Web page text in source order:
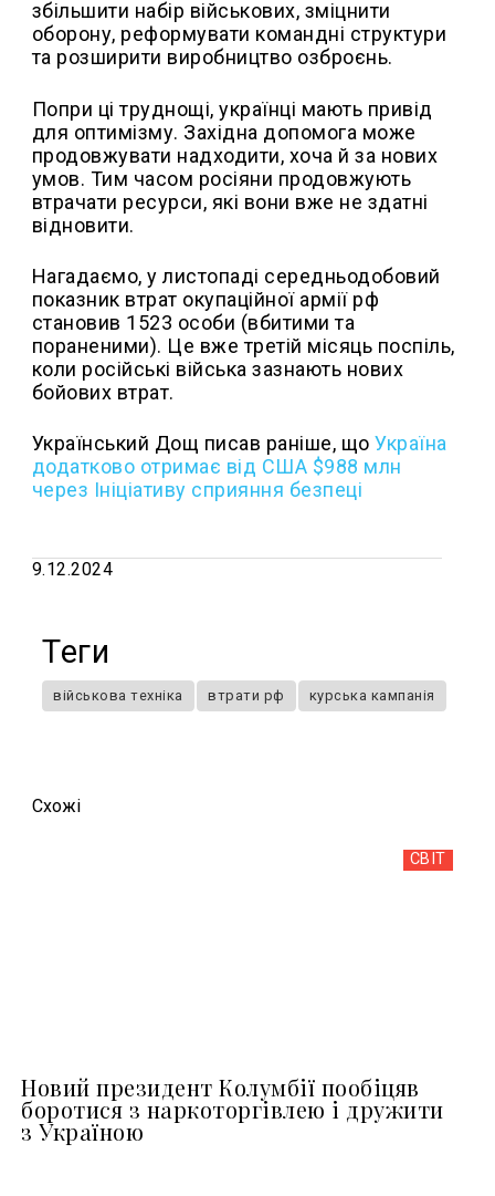
збільшити набір військових, зміцнити
оборону, реформувати командні структури
та розширити виробництво озброєнь.
Попри ці труднощі, українці мають привід
для оптимізму. Західна допомога може
продовжувати надходити, хоча й за нових
умов. Тим часом росіяни продовжують
втрачати ресурси, які вони вже не здатні
відновити.
Нагадаємо, у листопаді середньодобовий
показник втрат окупаційної армії рф
становив 1523 особи (вбитими та
пораненими). Це вже третій місяць поспіль,
коли російські війська зазнають нових
бойових втрат.
Український Дощ писав раніше, щоУкраїна
додатково отримає від США $988 млн
через Ініціативу сприяння безпеці
9.12.2024
Теги
військова техніка втрати рф курська кампанія
Схожi
СВІТ
Новий президент Колумбії пообіцяв
боротися з наркоторгівлею і дружити
з Україною